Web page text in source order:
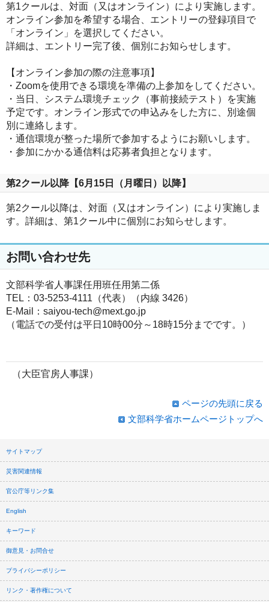
第1クールは、対面（又はオンライン）により実施します。
オンライン参加を希望する場合、エントリーの登録項目で
「オンライン」を選択してください。
詳細は、エントリー完了後、個別にお知らせします。
【オンライン参加の際の注意事項】
・Zoomを使用できる環境を準備の上参加をしてください。
・当日、システム環境チェック（事前接続テスト）を実施
予定です。オンライン形式での申込みをした方に、別途個
別に連絡します。
・通信環境が整った場所で参加するようにお願いします。
・参加にかかる通信料は応募者負担となります。
第2クール以降【6月15日（月曜日）以降】
第2クール以降は、対面（又はオンライン）により実施しま
す。詳細は、第1クール中に個別にお知らせします。
お問い合わせ先
文部科学省人事課任用班任用第二係
TEL：03-5253-4111（代表）（内線 3426）
E-Mail：saiyou-tech@mext.go.jp
（電話での受付は平日10時00分～18時15分までです。）
（大臣官房人事課）
ページの先頭に戻る
文部科学省ホームページトップへ
サイトマップ
災害関連情報
官公庁等リンク集
English
キーワード
御意見・お問合せ
プライバシーポリシー
リンク・著作権について